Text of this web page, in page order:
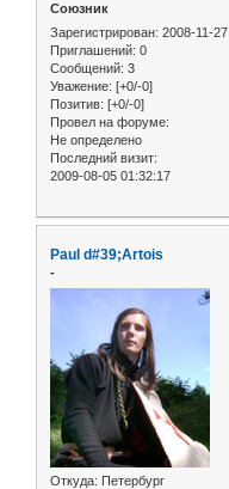
Союзник
Зарегистрирован: 2008-11-27
Приглашений: 0
Сообщений: 3
Уважение: [+0/-0]
Позитив: [+0/-0]
Провел на форуме:
Не определено
Последний визит:
2009-08-05 01:32:17
Paul d#39;Artois
-
Откуда: Петербург